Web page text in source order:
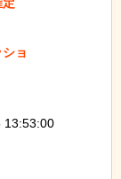
ョ
13:53:00